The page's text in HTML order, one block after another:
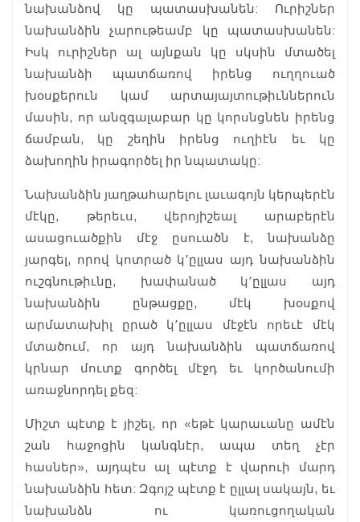
նախանձով կը պատասխանեն: Ուրիշներ
նախանձին չարութեամբ կը պատասխանեն:
Իսկ ուրիշներ ալ այնքան կը սկսին մտածել
նախանձի պատճառով իրենց ուղղուած
խօսքերուն կամ արտայայտութիւններուն
մասին, որ անզգալաբար կը կորսնցնեն իրենց
ճամբան, կը շեղին իրենց ուղիէն եւ կը
ձախողին իրագործել իր նպատակը:
Նախանձին յաղթահարելու լաւագոյն կերպերէն
մէկը, թերեւս, վերոյիշեալ արաբերէն
ասացուածքին մէջ ըսուածն է, նախանձը
յարգել, որով կոտրած կ՚ըլլաս այդ նախանձին
ուշգնութիւնը, խափանած կ՚ըլլաս այդ
նախանձին ընթացքը, մէկ խօսքով
արմատախիլ ըրած կ՚ըլլաս մէջէն որեւէ մէկ
մտածում, որ այդ նախանձին պատճառով
կրնար մուտք գործել մէջդ եւ կործանումի
առաջնորդել քեզ:
Միշտ պէտք է յիշել, որ «եթէ կարաւանը ամէն
շան հաջոցին կանգնէր, ապա տեղ չէր
հասներ», այդպէս ալ պէտք է վարուի մարդ
նախանձին հետ: Զգոյշ պէտք է ըլլալ սակայն, եւ
նախանձն ու կառուցողական